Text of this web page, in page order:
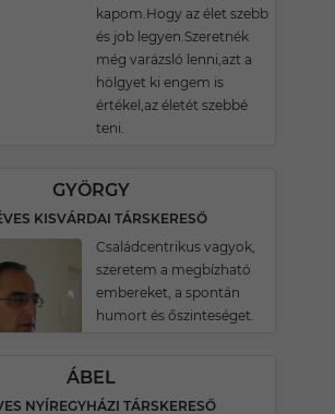
kapom.Hogy az élet szebb
és job legyen.Szeretnék
még varázsló lenni,azt a
hölgyet ki engem is
értékel,az életét szebbé
teni.
GYÖRGY
KISVÁRDAI TÁRSKERESŐ
Családcentrikus vagyok,
szeretem a megbízható
embereket, a spontán
humort és őszinteséget.
ÁBEL
NYÍREGYHÁZI TÁRSKERESŐ